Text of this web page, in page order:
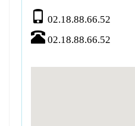
02.18.88.66.52
02.18.88.66.52